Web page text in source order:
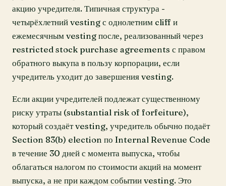
акцию учредителя. Типичная структура -
четырёхлетний vesting с однолетним cliff и
ежемесячным vesting после, реализованный через
restricted stock purchase agreements с правом
обратного выкупа в пользу корпорации, если
учредитель уходит до завершения vesting.
Если акции учредителей подлежат существенному
риску утраты (substantial risk of forfeiture),
который создаёт vesting, учредитель обычно подаёт
Section 83(b) election по Internal Revenue Code
в течение 30 дней с момента выпуска, чтобы
облагаться налогом по стоимости акций на момент
выпуска, а не при каждом событии vesting. Это